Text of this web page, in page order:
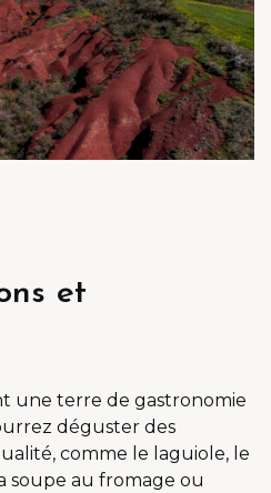
et
une terre de gastronomie
déguster des
comme le laguiole, le
soupe au fromage ou